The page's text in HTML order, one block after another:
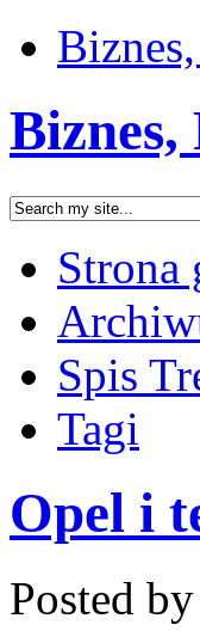
Biznes,
Strona
Spis
Tagi
Opel i
Posted